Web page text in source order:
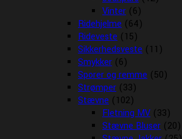
Vinter (6)
Ridehjelme (64)
Rideveste (15)
Sikkerhedsveste (11)
Smykker (6)
Sporer og remme (50)
Strømper (33)
Stævne (102)
Fletning MV (33)
Stævne Bluser (20)